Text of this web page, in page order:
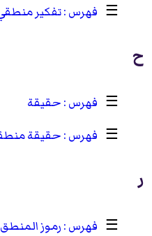
☰
تفكير
ح
☰
حقيقة
☰
حقيقة
ر
☰ رموز المنطق